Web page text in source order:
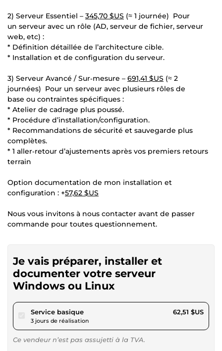
2) Serveur Essentiel – 345,70 $US (≈ 1 journée) Pour
un serveur avec un rôle (AD, serveur de fichier, serveur
web, etc) :
* Définition détaillée de l’architecture cible.
* Installation et de configuration du serveur.
3) Serveur Avancé / Sur‑mesure – 691,41 $US (≈ 2
journées) Pour un serveur avec plusieurs rôles de
base ou contraintes spécifiques :
* Atelier de cadrage plus poussé.
* Procédure d’installation/configuration.
* Recommandations de sécurité et sauvegarde plus
complètes.
* 1 aller‑retour d’ajustements après vos premiers retours
terrain
Option documentation de mon installation et
configuration : +57,62 $US
Nous vous invitons à nous contacter avant de passer
commande pour toutes questionnement.
Je vais préparer, installer et
documenter votre serveur
Windows ou Linux
Service basiquepour 57,62 $US
3 jours de réalisation
62,51 $US
Ce vendeur n’est pas assujetti à la TVA.